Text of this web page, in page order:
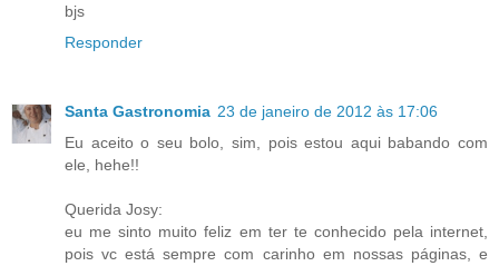
bjs
Responder
Santa Gastronomia 23 de janeiro de 2012 às 17:06
Eu aceito o seu bolo, sim, pois estou aqui babando com
ele, hehe!!
Querida Josy:
eu me sinto muito feliz em ter te conhecido pela internet,
pois vc está sempre com carinho em nossas páginas, e